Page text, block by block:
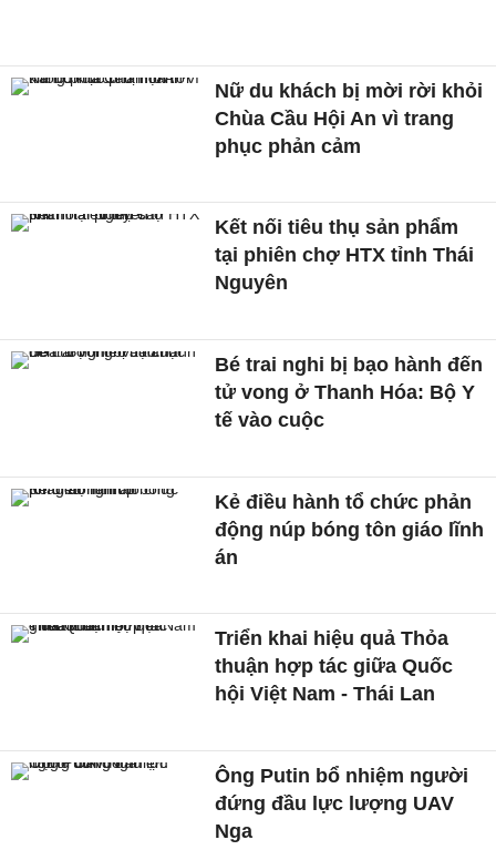
Nữ du khách bị mời rời khỏi
Chùa Cầu Hội An vì trang
phục phản cảm
Kết nối tiêu thụ sản phẩm
tại phiên chợ HTX tỉnh Thái
Nguyên
Bé trai nghi bị bạo hành đến
tử vong ở Thanh Hóa: Bộ Y
tế vào cuộc
Kẻ điều hành tổ chức phản
động núp bóng tôn giáo lĩnh
án
Triển khai hiệu quả Thỏa
thuận hợp tác giữa Quốc
hội Việt Nam - Thái Lan
Ông Putin bổ nhiệm người
đứng đầu lực lượng UAV
Nga